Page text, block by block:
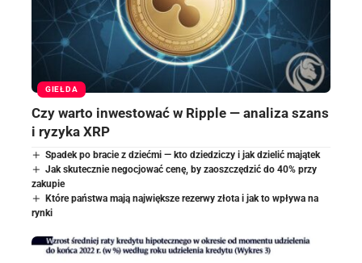
GIEŁDA
Czy warto inwestować w Ripple — analiza szans
i ryzyka XRP
Spadek po bracie z dziećmi — kto dziedziczy i jak dzielić majątek
Jak skutecznie negocjować cenę, by zaoszczędzić do 40% przy
zakupie
Które państwa mają największe rezerwy złota i jak to wpływa na
rynki